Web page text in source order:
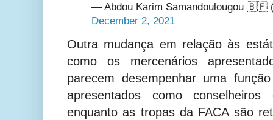
— Abdou Karim Samandoulougou 🇧🇫
December 2, 2021
Outra mudança em relação às
como os mercenários
parecem desempenhar uma
apresentados como
enquanto as tropas da FACA são